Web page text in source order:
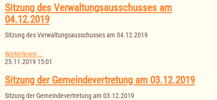
am
11.12.2019
Sitzung des Verwaltungsausschusses am
04.12.2019
Sitzung des Verwaltungsausschusses am 04.12.2019
Weiterlesen …
des
am
04.12.2019
25.11.2019 15:01
Sitzung der Gemeindevertretung am 03.12.2019
Sitzung der Gemeindevertretung am 03.12.2019